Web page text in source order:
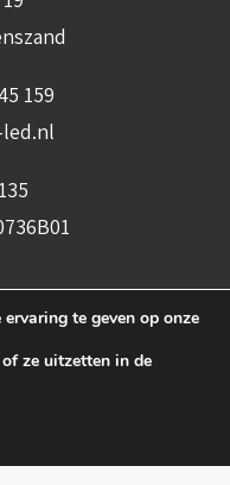
159
led.nl
te geven op onze
ze uitzetten in de